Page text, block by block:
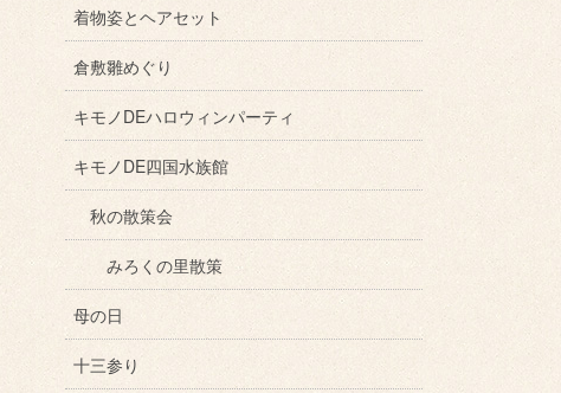
着物姿とヘアセット
倉敷雛めぐり
キモノDEハロウィンパーティ
キモノDE四国水族館
秋の散策会
みろくの里散策
母の日
十三参り